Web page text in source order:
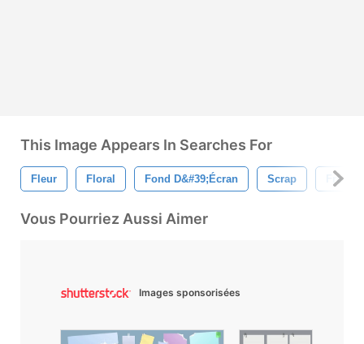
This Image Appears In Searches For
Fleur Floral Fond D&#39;écran Scrap
Vous Pourriez Aussi Aimer
Images sponsorisées